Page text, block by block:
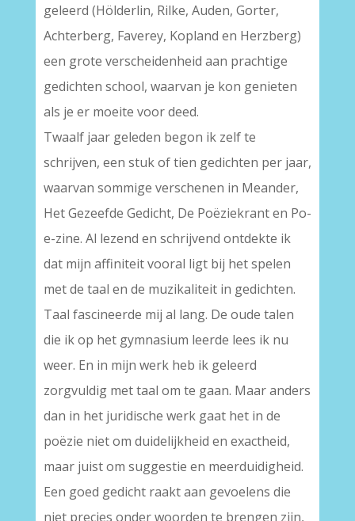
geleerd (Hölderlin, Rilke, Auden, Gorter,
Achterberg, Faverey, Kopland en Herzberg)
een grote verscheidenheid aan prachtige
gedichten school, waarvan je kon genieten
als je er moeite voor deed.
Twaalf jaar geleden begon ik zelf te
schrijven, een stuk of tien gedichten per jaar,
waarvan sommige verschenen in Meander,
Het Gezeefde Gedicht, De Poëziekrant en Po-
e-zine. Al lezend en schrijvend ontdekte ik
dat mijn affiniteit vooral ligt bij het spelen
met de taal en de muzikaliteit in gedichten.
Taal fascineerde mij al lang. De oude talen
die ik op het gymnasium leerde lees ik nu
weer. En in mijn werk heb ik geleerd
zorgvuldig met taal om te gaan. Maar anders
dan in het juridische werk gaat het in de
poëzie niet om duidelijkheid en exactheid,
maar juist om suggestie en meerduidigheid.
Een goed gedicht raakt aan gevoelens die
niet precies onder woorden te brengen zijn,